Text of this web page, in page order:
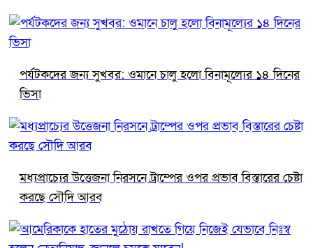
পর্যটকদের জন্য সুখবর: ওমানে চালু হলো বিনামূল্যের ১৪ দিনের
ভিসা
মধ্যপ্রাচ্যের উত্তেজনা নিরসনে ট্রাম্পের ওপর প্রভাব বিস্তারের চেষ্টা
করছে সৌদি আরব